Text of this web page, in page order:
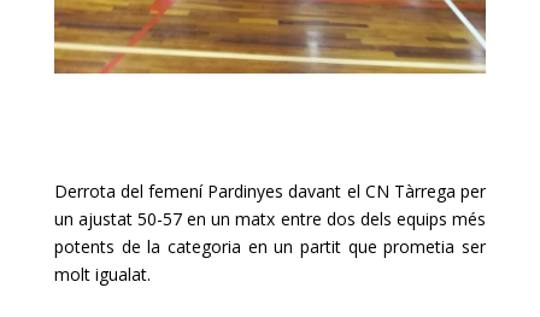
Derrota del femení Pardinyes davant el CN Tàrrega per
un ajustat 50-57 en un matx entre dos dels equips més
potents de la categoria en un partit que prometia ser
molt igualat.